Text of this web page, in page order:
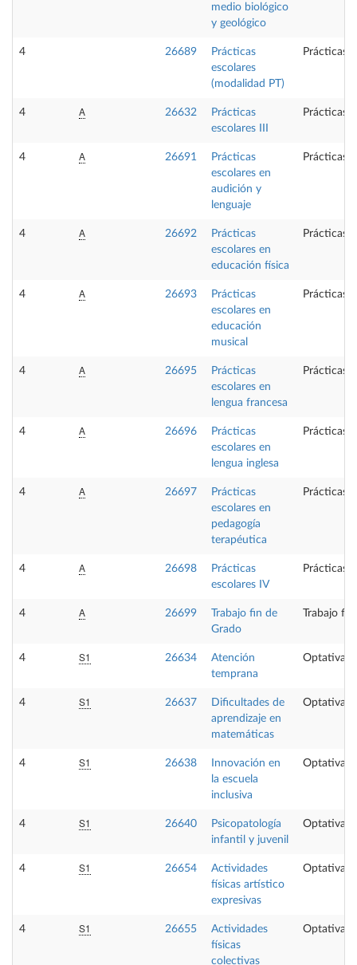
medio biológico
y geológico
4 26689
Prácticas
escolares
(modalidad PT)
Prácticas
4 A 26632
Prácticas
escolares III
Prácticas
4 A 26691
Prácticas
escolares en
audición y
lenguaje
Prácticas
4 A 26692
Prácticas
escolares en
educación física
Prácticas
4 A 26693
Prácticas
escolares en
educación
musical
Prácticas
4 A 26695
Prácticas
escolares en
lengua francesa
Prácticas
4 A 26696
Prácticas
escolares en
lengua inglesa
Prácticas
4 A 26697
Prácticas
escolares en
pedagogía
terapéutica
Prácticas
4 A 26698
Prácticas
escolares IV
Prácticas
4 A 26699
Trabajo fin de
Grado
Trabajo fin
4 S1 26634
Atención
temprana
Optativa
4 S1 26637
Dificultades de
aprendizaje en
matemáticas
Optativa
4 S1 26638
Innovación en
la escuela
inclusiva
Optativa
4 S1 26640
Psicopatología
infantil y juvenil
Optativa
4 S1 26654
Actividades
físicas artístico
expresivas
Optativa
4 S1 26655
Actividades
físicas
colectivas
Optativa